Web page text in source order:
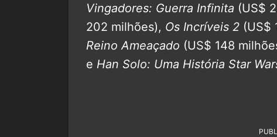
Vingadores: Guerra Infinita (US$
202 milhões), Os Incríveis 2 (US$
Reino Ameaçado (US$ 148
e Han Solo: Uma História Star